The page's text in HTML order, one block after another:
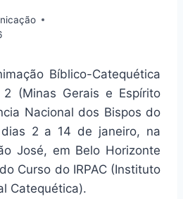
Bíblico-Catequética
(Minas Gerais e Espírito
Nacional dos Bispos do
2 a 14 de janeiro, na
José, em Belo Horizonte
Curso do IRPAC (Instituto
Catequética).